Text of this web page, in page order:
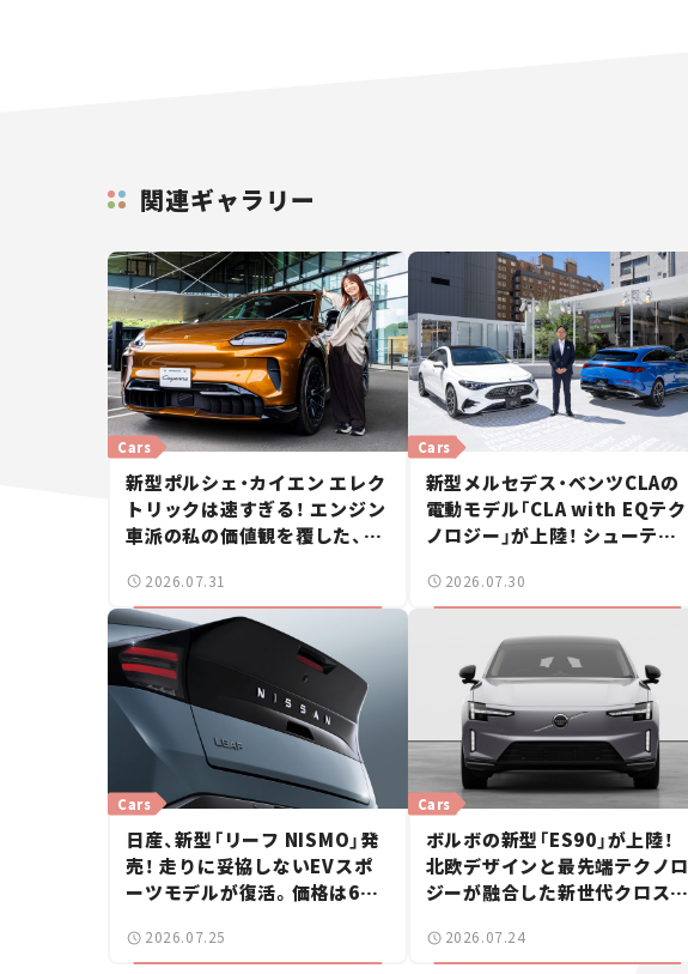
関連ギャラリー
Cars
新型ポルシェ・カイエン エレク
トリックは速すぎる！ エンジン
車派の私の価値観を覆した、新
2026.07.31
Cars
新型メルセデス・ベンツCLAの
電動モデル「CLA with EQテク
ノロジー」が上陸！ シューティ
ース】
2026.07.30
Cars
日産、新型「リーフ NISMO」発
売！ 走りに妥協しないEVスポ
ーツモデルが復活。価格は660
2026.07.25
Cars
ボルボの新型「ES90」が上陸！
北欧デザインと最先端テクノロ
ジーが融合した新世代クロスオ
2026.07.24